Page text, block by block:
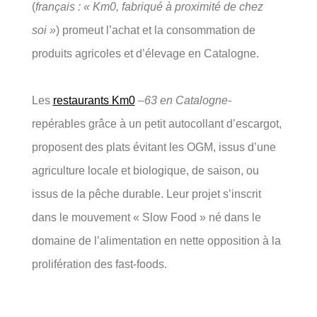
(français : « Km0, fabriqué à proximité de chez
soi ») promeut l’achat et la consommation de
produits agricoles et d’élevage en Catalogne.
Les restaurants Km0 –63 en Catalogne-
repérables grâce à un petit autocollant d’escargot,
proposent des plats évitant les OGM, issus d’une
agriculture locale et biologique, de saison, ou
issus de la pêche durable. Leur projet s’inscrit
dans le mouvement « Slow Food » né dans le
domaine de l’alimentation en nette opposition à la
prolifération des fast-foods.